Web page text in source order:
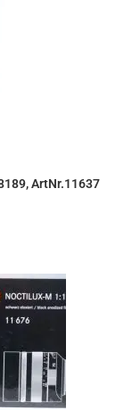
ArtNr.11637